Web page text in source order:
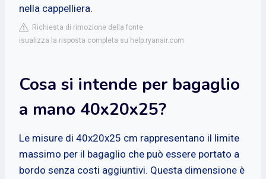
nella cappelliera.
Richiesta di rimozione della fonte
isualizza la risposta completa su help.ryanair.com
Cosa si intende per bagaglio
a mano 40x20x25?
Le misure di 40x20x25 cm rappresentano il limite
massimo per il bagaglio che può essere portato a
bordo senza costi aggiuntivi. Questa dimensione è